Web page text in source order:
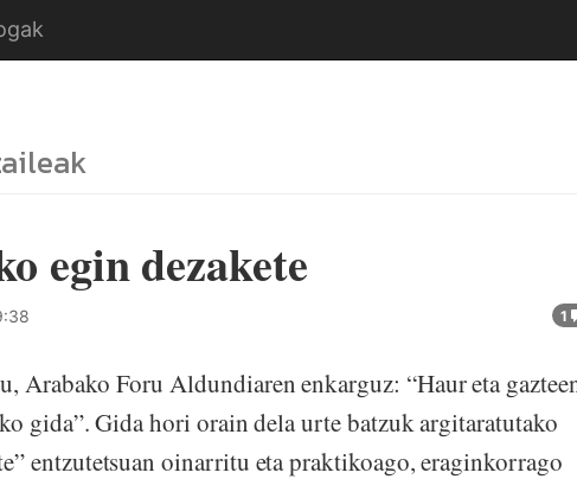
egin dezakete
1
Arabako Foru Aldundiaren enkarguz: “Haur eta
gida”. Gida hori orain dela urte batzuk argitaratutako
entzutetsuan oinarritu eta praktikoago, eraginkorrago